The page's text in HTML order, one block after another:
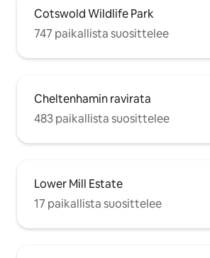
Cotswold Wildlife Park
747 paikallista suosittelee
Cheltenhamin ravirata
483 paikallista suosittelee
Lower Mill Estate
17 paikallista suosittelee